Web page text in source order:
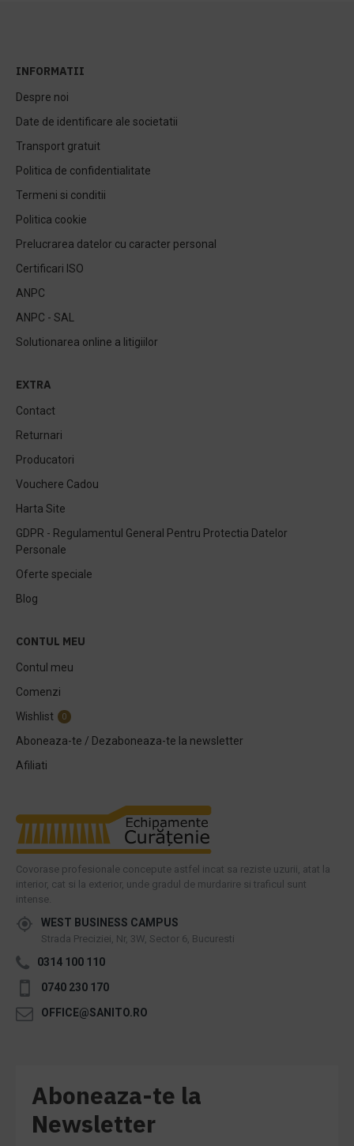
INFORMATII
Despre noi
Date de identificare ale societatii
Transport gratuit
Politica de confidentialitate
Termeni si conditii
Politica cookie
Prelucrarea datelor cu caracter personal
Certificari ISO
ANPC
ANPC - SAL
Solutionarea online a litigiilor
EXTRA
Contact
Returnari
Producatori
Vouchere Cadou
Harta Site
GDPR - Regulamentul General Pentru Protectia Datelor
Personale
Oferte speciale
Blog
CONTUL MEU
Contul meu
Comenzi
Wishlist
0
Aboneaza-te / Dezaboneaza-te la newsletter
Afiliati
Covorase profesionale concepute astfel incat sa reziste uzurii, atat la
interior, cat si la exterior, unde gradul de murdarire si traficul sunt
intense.
WEST BUSINESS CAMPUS
Strada Preciziei, Nr, 3W, Sector 6, Bucuresti
0314 100 110
0740 230 170
OFFICE@SANITO.RO
Aboneaza-te la
Newsletter